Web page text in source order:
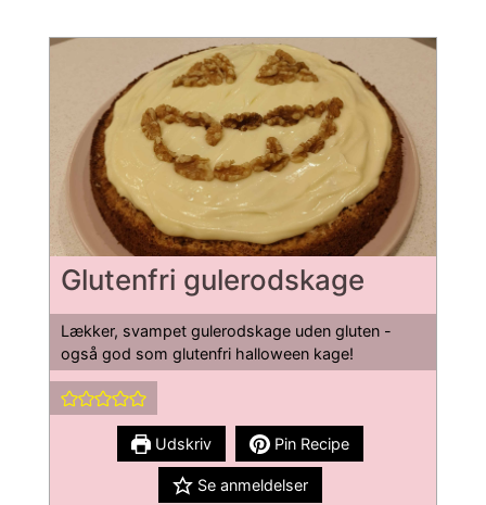
Glutenfri gulerodskage
Lækker, svampet gulerodskage uden gluten -
også god som glutenfri halloween kage!
Udskriv Pin Recipe
Se anmeldelser